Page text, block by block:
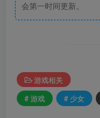
会第一时间更新。
游戏相关
# 游戏
# 少女